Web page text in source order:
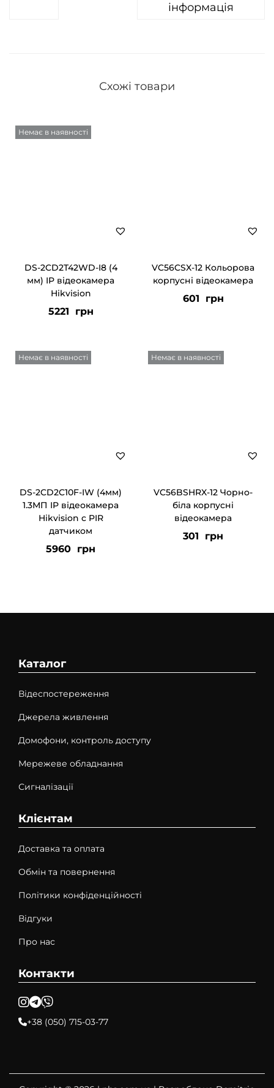
інформація
Схожі товари
Немає в наявності
DS-2CD2T42WD-I8 (4
мм) IP відеокамера
Hikvision
5221 грн
VC56CSX-12 Кольорова
корпусні відеокамера
601 грн
Немає в наявності
DS-2CD2C10F-IW (4мм)
1.3МП IP відеокамера
Hikvision c PIR
датчиком
5960 грн
Немає в наявності
VC56BSHRX-12 Чорно-
біла корпусні
відеокамера
301 грн
Каталог
Відеспостереження
Джерела живлення
Домофони, контроль доступу
Мережеве обладнання
Сигналізації
Клієнтам
Доставка та оплата
Обмін та повернення
Політики конфіденційності
Відгуки
Про нас
Контакти
+38 (050) 715-03-77